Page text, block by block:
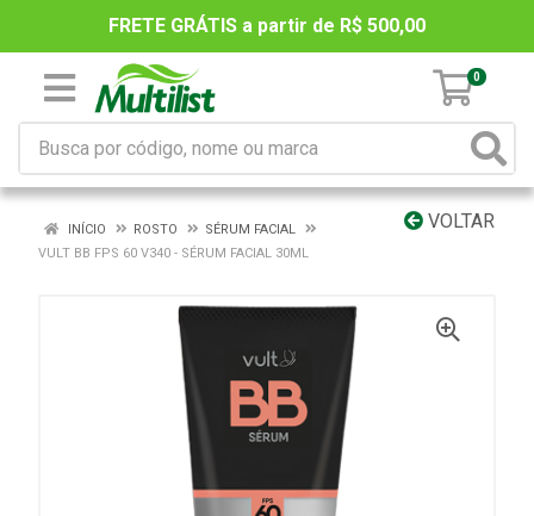
FRETE GRÁTIS a partir de R$ 500,00
0
VOLTAR
INÍCIO ROSTO
SÉRUM FACIAL
VULT BB FPS 60 V340 - SÉRUM FACIAL 30ML